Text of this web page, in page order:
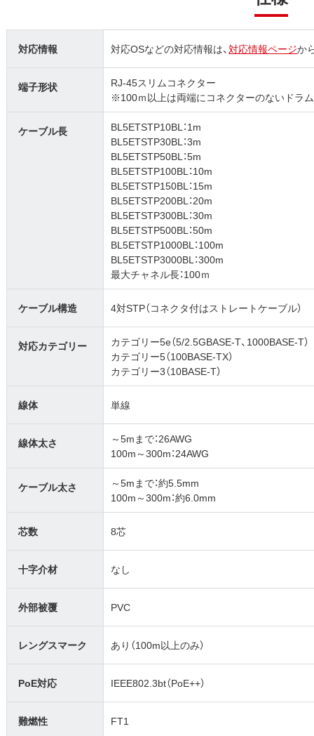
対応情報 対応OSなどの対応情報は、対応情報ページか
端子形状
RJ-45スリムコネクター
※100ｍ以上は両端にコネクターのないドラ
ケーブル長
BL5ETSTP10BL：1m
BL5ETSTP30BL：3m
BL5ETSTP50BL：5m
BL5ETSTP100BL：10m
BL5ETSTP150BL：15m
BL5ETSTP200BL：20m
BL5ETSTP300BL：30m
BL5ETSTP500BL：50m
BL5ETSTP1000BL：100m
BL5ETSTP3000BL：300m
最大チャネル長：100ｍ
ケーブル構造 4対STP（コネクタ付はストレートケーブル）
対応カテゴリー
カテゴリー5e（5/2.5GBASE-T、1000BASE-T）
カテゴリー5（100BASE-TX）
カテゴリー3（10BASE-T）
線体 単線
線体太さ
～5mまで：26AWG
100m～300m：24AWG
ケーブル太さ
～5mまで：約5.5mm
100m～300m：約6.0mm
芯数 8芯
十字介材 なし
外部被覆 PVC
レングスマーク あり（100m以上のみ）
PoE対応 IEEE802.3bt（PoE++）
難燃性 FT1